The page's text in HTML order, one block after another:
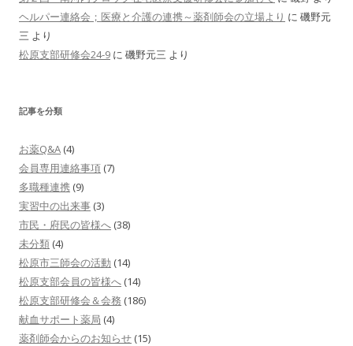
ヘルパー連絡会；医療と介護の連携～薬剤師会の立場より に 磯野元
三 より
松原支部研修会24-9 に 磯野元三 より
記事を分類
お薬Q&A (4)
会員専用連絡事項 (7)
多職種連携 (9)
実習中の出来事 (3)
市民・府民の皆様へ (38)
未分類 (4)
松原市三師会の活動 (14)
松原支部会員の皆様へ (14)
松原支部研修会＆会務 (186)
献血サポート薬局 (4)
薬剤師会からのお知らせ (15)